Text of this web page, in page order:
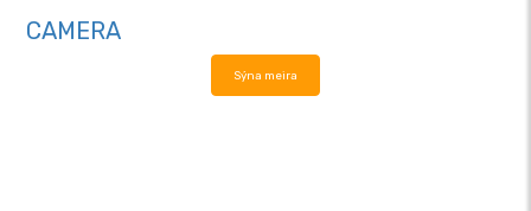
CAMERA
Sýna meira